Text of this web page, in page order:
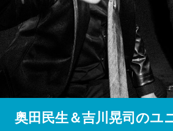
奥田民生＆吉川晃司のユ